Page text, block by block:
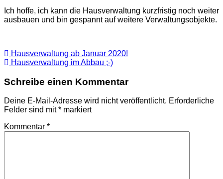
Ich hoffe, ich kann die Hausverwaltung kurzfristig noch weiter
ausbauen und bin gespannt auf weitere Verwaltungsobjekte.
Beitragsnavigation
Hausverwaltung ab Januar 2020!
Hausverwaltung im Abbau ;-)
Schreibe einen Kommentar
Deine E-Mail-Adresse wird nicht veröffentlicht. Erforderliche
Felder sind mit* markiert
Kommentar *